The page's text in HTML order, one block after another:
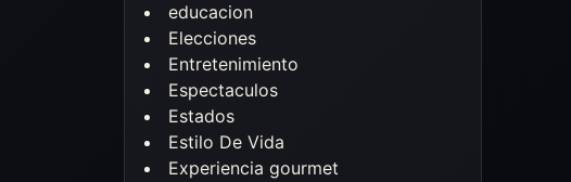
educacion
Elecciones
Entretenimiento
Espectaculos
Estados
Estilo De Vida
Experiencia gourmet